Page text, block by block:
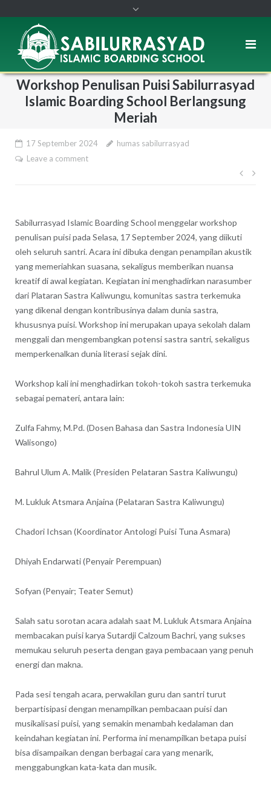
Workshop Penulisan Puisi Sabilurrasyad
Islamic Boarding School Berlangsung
Meriah
17 September 2024
humas sabilurrasyad
Leave a comment
Sabilurrasyad Islamic Boarding School menggelar workshop
penulisan puisi pada Selasa, 17 September 2024, yang diikuti
oleh seluruh santri. Acara ini dibuka dengan penampilan akustik
yang memeriahkan suasana, sekaligus memberikan nuansa
kreatif di awal kegiatan. Kegiatan ini menghadirkan narasumber
dari Plataran Sastra Kaliwungu, komunitas sastra terkemuka
yang dikenal dengan kontribusinya dalam dunia sastra,
khususnya puisi. Workshop ini merupakan upaya sekolah dalam
menggali dan mengembangkan potensi sastra santri, sekaligus
memperkenalkan dunia literasi sejak dini.
Workshop kali ini menghadirkan tokoh-tokoh sastra terkemuka
sebagai pemateri, antara lain:
Zulfa Fahmy, M.Pd. (Dosen Bahasa dan Sastra Indonesia UIN
Walisongo)
Bahrul Ulum A. Malik (Presiden Pelataran Sastra Kaliwungu)
M. Lukluk Atsmara Anjaina (Pelataran Sastra Kaliwungu)
Chadori Ichsan (Koordinator Antologi Puisi Tuna Asmara)
Dhiyah Endarwati (Penyair Perempuan)
Sofyan (Penyair; Teater Semut)
Salah satu sorotan acara adalah saat M. Lukluk Atsmara Anjaina
membacakan puisi karya Sutardji Calzoum Bachri, yang sukses
memukau seluruh peserta dengan gaya pembacaan yang penuh
energi dan makna.
Pada sesi tengah acara, perwakilan guru dan santri turut
berpartisipasi dengan menampilkan pembacaan puisi dan
musikalisasi puisi, yang semakin menambah kedalaman dan
keindahan kegiatan ini. Performa ini menampilkan betapa puisi
bisa disampaikan dengan berbagai cara yang menarik,
menggabungkan kata-kata dan musik.